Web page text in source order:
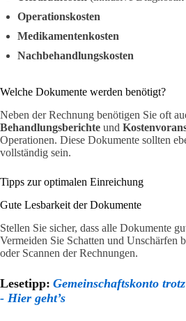
Operationskosten
Medikamentenkosten
Nachbehandlungskosten
Welche Dokumente werden benötigt?
Neben der Rechnung benötigen Sie oft
Behandlungsberichte und
Operationen. Diese Dokumente sollten
vollständig sein.
Tipps zur optimalen Einreichung
Gute Lesbarkeit der Dokumente
Stellen Sie sicher, dass alle Dokumente
Vermeiden Sie Schatten und Unschärfen
oder Scannen der Rechnungen.
Lesetipp: Gemeinschaftskonto
- Hier geht’s